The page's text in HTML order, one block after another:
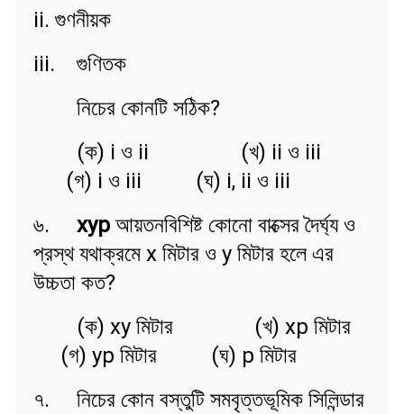
ii. গুণনীয়ক
iii. গুণিতক
নিচের কোনটি সঠিক?
(ক) i ও ii (খ) ii ও iii
(গ) i ও iii (ঘ) i, ii ও iii
৬. xypআয়তনবিশিষ্ট কোনো বাক্সের দৈর্ঘ্য ও
প্রস্থ যথাক্রমে x মিটার ও y মিটার হলে এর
উচ্চতা কত?
(ক) xy মিটার (খ) xp মিটার
(গ) yp মিটার (ঘ) p মিটার
৭. নিচের কোন বস্তুটি সমবৃত্তভূমিক সিলিন্ডার